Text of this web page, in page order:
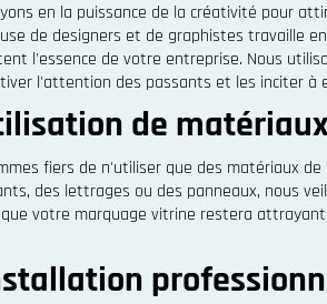
en la puissance de la créativité pour
de designers et de graphistes travaille
l'essence de votre entreprise. Nous
l'attention des passants et les inciter à
de
fiers de n'utiliser que des matériaux
des lettrages ou des panneaux, nous
votre marquage vitrine restera